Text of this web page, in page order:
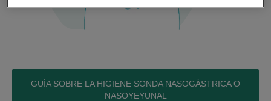
GUÍA SOBRE LA HIGIENE SONDA NASOGÁSTRICA O
NASOYEYUNAL